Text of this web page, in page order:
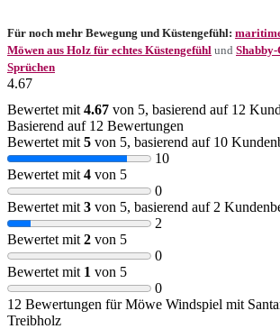
Für noch mehr Bewegung und Küstengefühl:
Möwen aus Holz für echtes Küstengefühl und
Sprüchen
4.67
Bewertet mit 4.67 von 5, basierend auf 12
Basierend auf 12 Bewertungen
Bewertet mit 5 von 5, basierend auf 10
10
Bewertet mit 4 von 5
0
Bewertet mit 3 von 5, basierend auf 2
2
Bewertet mit 2 von 5
0
Bewertet mit 1 von 5
0
12 Bewertungen fürMöwe Windspiel mit
Treibholz